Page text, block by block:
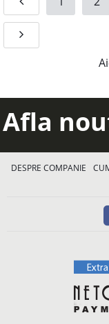
Afla
DESPRE COMPANIE